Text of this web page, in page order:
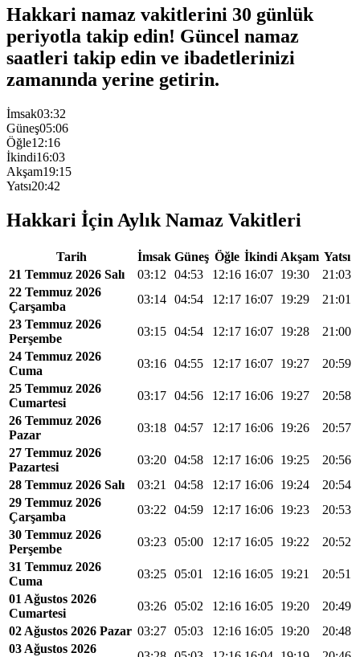
Hakkari namaz vakitlerini 30 günlük
periyotla takip edin! Güncel namaz
saatleri takip edin ve ibadetlerinizi
zamanında yerine getirin.
İmsak03:32
Güneş05:06
Öğle12:16
İkindi16:03
Akşam19:15
Yatsı20:42
Hakkari İçin Aylık Namaz Vakitleri
Tarih İmsak Güneş Öğle İkindi Akşam Yatsı
21 Temmuz 2026 Salı
03:12 04:53 12:16 16:07 19:30
21:03
22 Temmuz 2026
Çarşamba
03:14 04:54 12:17 16:07 19:29
21:01
23 Temmuz 2026
Perşembe
03:15 04:54 12:17 16:07 19:28
21:00
24 Temmuz 2026
Cuma
03:16 04:55 12:17 16:07 19:27
20:59
25 Temmuz 2026
Cumartesi
03:17 04:56 12:17 16:06 19:27
20:58
26 Temmuz 2026
Pazar
03:18 04:57 12:17 16:06 19:26
20:57
27 Temmuz 2026
Pazartesi
03:20 04:58 12:17 16:06 19:25
20:56
28 Temmuz 2026 Salı
03:21 04:58 12:17 16:06 19:24
20:54
29 Temmuz 2026
Çarşamba
03:22 04:59 12:17 16:06 19:23
20:53
30 Temmuz 2026
Perşembe
03:23 05:00 12:17 16:05 19:22
20:52
31 Temmuz 2026
Cuma
03:25 05:01 12:16 16:05 19:21
20:51
01 Ağustos 2026
Cumartesi
03:26 05:02 12:16 16:05 19:20
20:49
02 Ağustos 2026 Pazar 03:27 05:03 12:16 16:05 19:20
20:48
03 Ağustos 2026